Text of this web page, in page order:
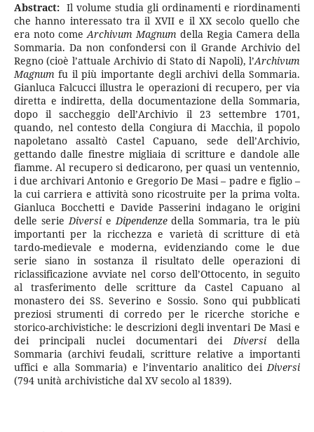
Abstract: Il volume studia gli ordinamenti e riordinamenti
che hanno interessato tra il XVII e il XX secolo quello che
era noto comeArchivum Magnum della Regia Camera della
Sommaria. Da non confondersi con il Grande Archivio del
Regno (cioè l’attuale Archivio di Stato di Napoli), l’Archivum
Magnum fu il più importante degli archivi della Sommaria.
Gianluca Falcucci illustra le operazioni di recupero, per via
diretta e indiretta, della documentazione della Sommaria,
dopo il saccheggio dell’Archivio il 23 settembre 1701,
quando, nel contesto della Congiura di Macchia, il popolo
napoletano assaltò Castel Capuano, sede dell’Archivio,
gettando dalle finestre migliaia di scritture e dandole alle
fiamme. Al recupero si dedicarono, per quasi un ventennio,
i due archivari Antonio e Gregorio De Masi – padre e figlio –
la cui carriera e attività sono ricostruite per la prima volta.
Gianluca Bocchetti e Davide Passerini indagano le origini
delle serieDiversieDipendenzedella Sommaria, tra le più
importanti per la ricchezza e varietà di scritture di età
tardo-medievale e moderna, evidenziando come le due
serie siano in sostanza il risultato delle operazioni di
riclassificazione avviate nel corso dell’Ottocento, in seguito
al trasferimento delle scritture da Castel Capuano al
monastero dei SS. Severino e Sossio. Sono qui pubblicati
preziosi strumenti di corredo per le ricerche storiche e
storico-archivistiche: le descrizioni degli inventari De Masi e
dei principali nuclei documentari deiDiversidella
Sommaria (archivi feudali, scritture relative a importanti
uffici e alla Sommaria) e l’inventario analitico deiDiversi
(794 unità archivistiche dal XV secolo al 1839).